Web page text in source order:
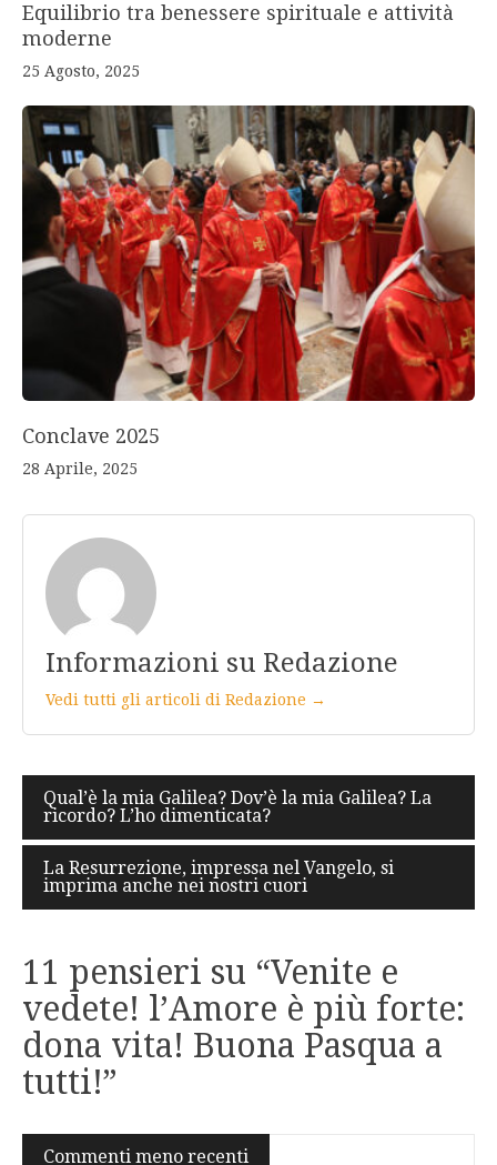
Equilibrio tra benessere spirituale e attività
moderne
25 Agosto, 2025
Conclave 2025
28 Aprile, 2025
Informazioni su Redazione
Vedi tutti gli articoli di Redazione →
Navigazione
articoli
Qual’è la mia Galilea? Dov’è la mia Galilea? La
ricordo? L’ho dimenticata?
La Resurrezione, impressa nel Vangelo, si
imprima anche nei nostri cuori
11 pensieri su “Venite e
vedete! l’Amore è più forte:
dona vita! Buona Pasqua a
tutti!”
Navigazione
Commenti meno recenti